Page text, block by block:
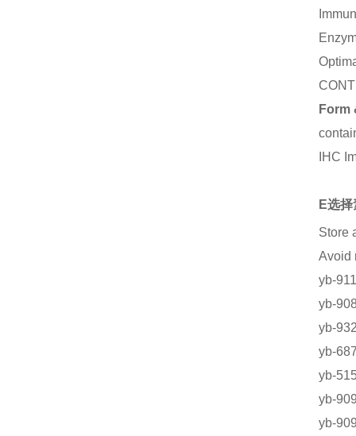
Form
IHC
E选
Store
Avoid
yb-
yb-
yb-
yb-
yb-
yb-
yb-